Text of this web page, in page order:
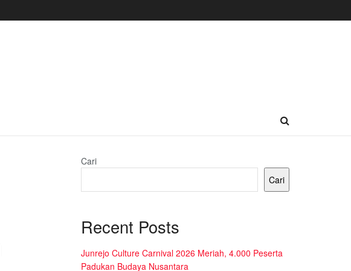
Cari
Cari
Recent Posts
Junrejo Culture Carnival 2026 Meriah, 4.000 Peserta
Padukan Budaya Nusantara